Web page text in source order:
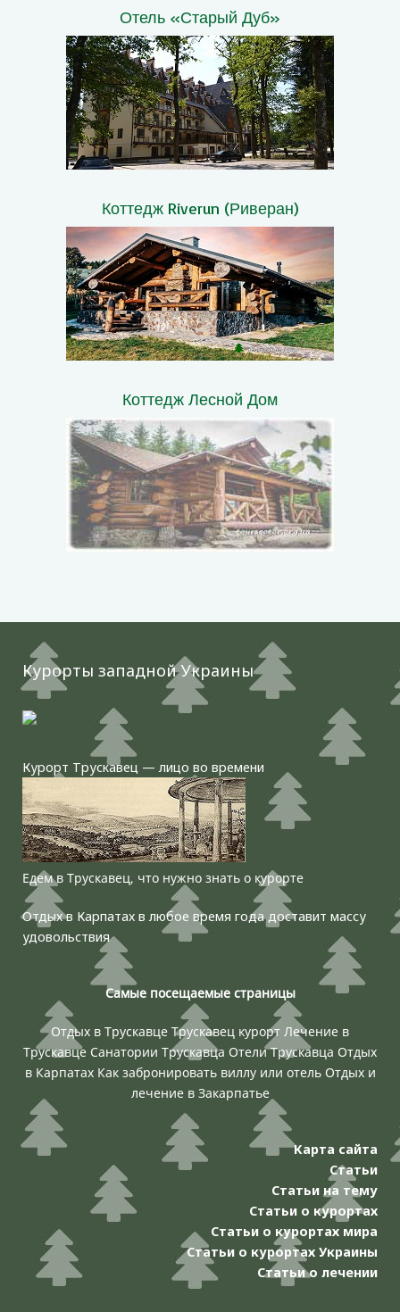
Отель «Старый Дуб»
Коттедж Riverun (Риверан)
Коттедж Лесной Дом
Курорты западной Украины
Курорт Трускавец — лицо во времени
Едем в Трускавец, что нужно знать о курорте
Отдых в Карпатах в любое время года доставит массу
удовольствия
Самые посещаемые страницы
Отдых в Трускавце Трускавец курорт Лечение в
Трускавце Санатории Трускавца Отели Трускавца Отдых
в Карпатах Как забронировать виллу или отель Отдых и
лечение в Закарпатье
Карта сайта
Статьи
Статьи на тему
Статьи о курортах
Статьи о курортах мира
Статьи о курортах Украины
Статьи о лечении